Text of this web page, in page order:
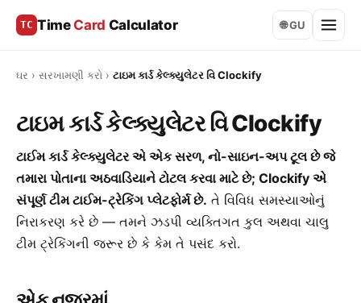
TC Time Card Calculator 🌐 GU
ઘર › સરખામણી કરો › ટાઇમ કાર્ડ કેલ્ક્યુલેટર વિ Clockify
ટાઇમ કાર્ડ કેલ્ક્યુલેટર વિ Clockify
ટાઈમ કાર્ડ કેલ્ક્યુલેટર એ એક સરળ, નો-સાઇન-અપ ટૂલ છે જે
તમારા પોતાના અઠવાડિયાને ટોટલ કરવા માટે છે; Clockify એ
સંપૂર્ણ ટીમ ટાઈમ-ટ્રેકિંગ પ્લેટફોર્મ છે. તે વિવિધ સમસ્યાઓનું
નિરાકરણ કરે છે — તમને ઝડપી વ્યક્તિગત કુલ અથવા ચાલુ
ટીમ ટ્રેકિંગની જરૂર છે કે કેમ તે પસંદ કરો.